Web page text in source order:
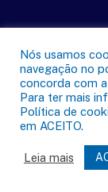
Todos os direitos
Mapa do
Nós usamos
navegação no
concorda com
Para ter mais
Política de
em ACEITO.
Leia mais